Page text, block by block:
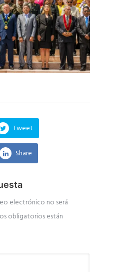
Tweet
Share
electrónico no será
obligatorios están